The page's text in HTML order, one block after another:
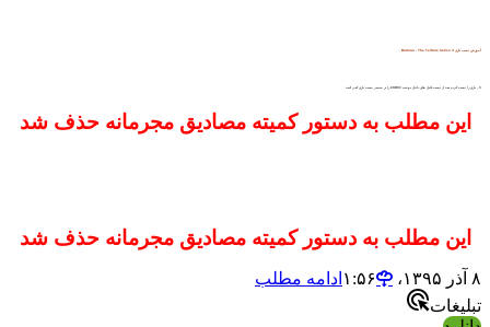
آموزش نصب بازی 4 Batman - The Telltale Series
این مطلب به دستور کمیته مصادیق مجرمانه حذف شد
این مطلب به دستور کمیته مصادیق مجرمانه حذف شد
۸ آذر ۱۳۹۵،‏ ۱:۵۶
ادامه مطلب
تبلیغات